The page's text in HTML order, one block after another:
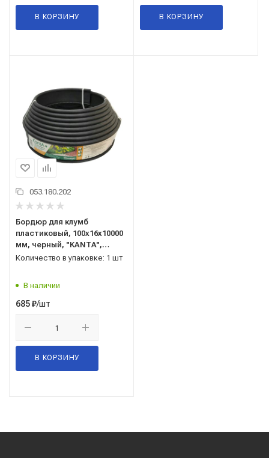
В КОРЗИНУ В КОРЗИНУ
053.180.202
Бордюр для клумб
пластиковый, 100x16x10000
мм, черный, "KANTA",
Standartpark, арт. 82552-Ч
Количество в упаковке: 1 шт
В наличии
685₽/шт
В КОРЗИНУ